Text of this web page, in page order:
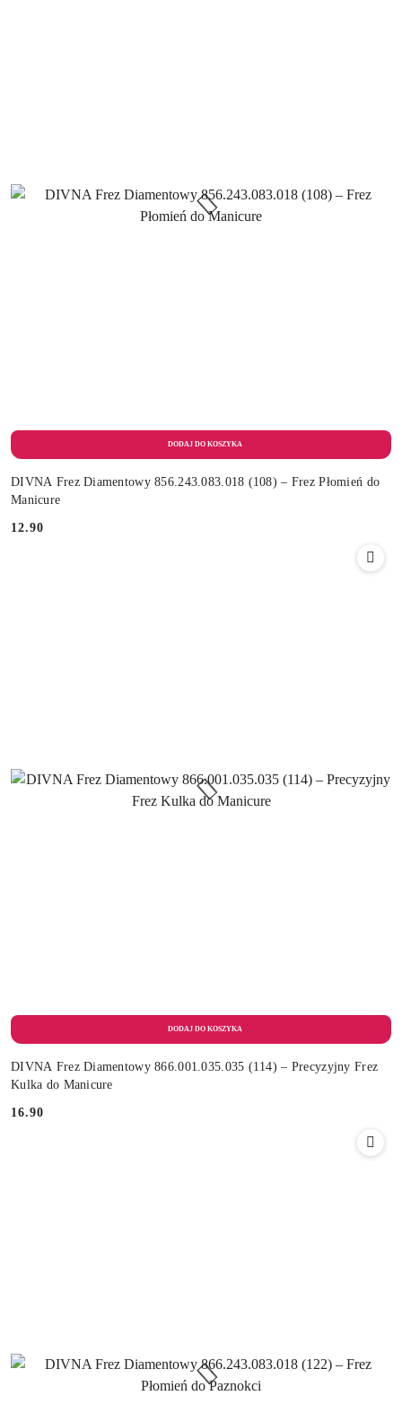
DIVNA Frez Diamentowy 856.243.083.018 (108) – Frez Płomień do
Manicure
Cena:
12.90
DIVNA Frez Diamentowy 866.001.035.035 (114) – Precyzyjny Frez
Kulka do Manicure
Cena:
16.90